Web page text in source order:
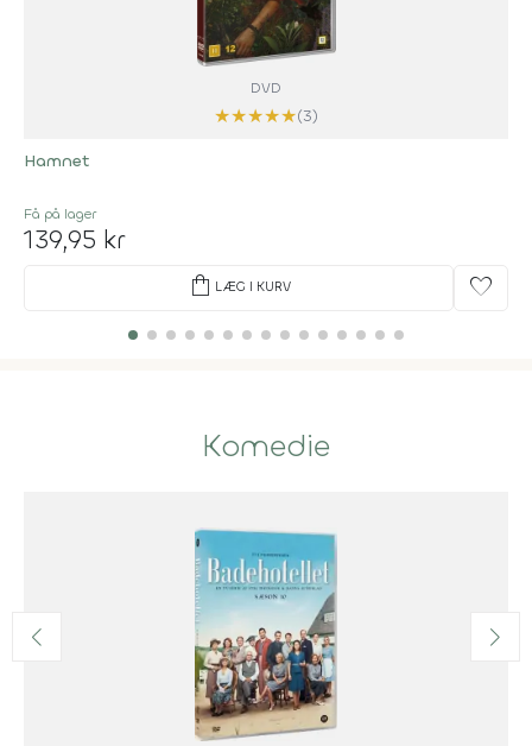
DVD
★★★★★(3)
Hamnet
Få på lager
139,95 kr
shopping_bag LÆG I KURV favorite
Komedie